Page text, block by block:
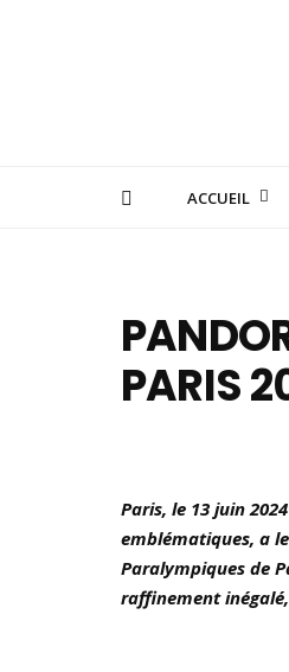
ACCUEIL
PARIS
Paris, le 13 juin
emblématiques, a
Paralympiques de
raffinement